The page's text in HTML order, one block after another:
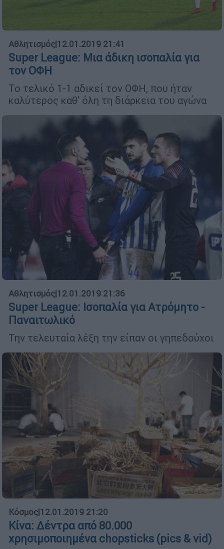
Αθλητισμός|12.01.2019 21:41
Super League: Μια άδικη ισοπαλία για
τον ΟΦΗ
Το τελικό 1-1 αδικεί τον ΟΦΗ, που ήταν
καλύτερος καθ' όλη τη διάρκεια του αγώνα
Αθλητισμός|12.01.2019 21:36
Super League: Ισοπαλία για Ατρόμητο -
Παναιτωλικό
Την τελευταία λέξη την είπαν οι γηπεδούχοι
Κόσμος|12.01.2019 21:20
Κίνα: Δέντρα από 80.000
χρησιμοποιημένα chopsticks (pics & vid)